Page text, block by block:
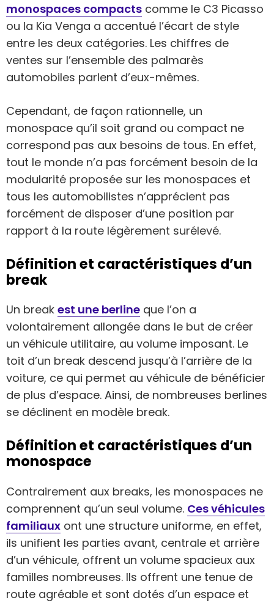
monospaces compacts comme le C3 Picasso
ou la Kia Venga a accentué l’écart de style
entre les deux catégories. Les chiffres de
ventes sur l’ensemble des palmarès
automobiles parlent d’eux-mêmes.
Cependant, de façon rationnelle, un
monospace qu’il soit grand ou compact ne
correspond pas aux besoins de tous. En effet,
tout le monde n’a pas forcément besoin de la
modularité proposée sur les monospaces et
tous les automobilistes n’apprécient pas
forcément de disposer d’une position par
rapport à la route légèrement surélevé.
Définition et caractéristiques d’un
break
Un break est une berline que l’on a
volontairement allongée dans le but de créer
un véhicule utilitaire, au volume imposant. Le
toit d’un break descend jusqu’à l’arrière de la
voiture, ce qui permet au véhicule de bénéficier
de plus d’espace. Ainsi, de nombreuses berlines
se déclinent en modèle break.
Définition et caractéristiques d’un
monospace
Contrairement aux breaks, les monospaces ne
comprennent qu’un seul volume. Ces véhicules
familiaux ont une structure uniforme, en effet,
ils unifient les parties avant, centrale et arrière
d’un véhicule, offrent un volume spacieux aux
familles nombreuses. Ils offrent une tenue de
route agréable et sont dotés d’un espace et